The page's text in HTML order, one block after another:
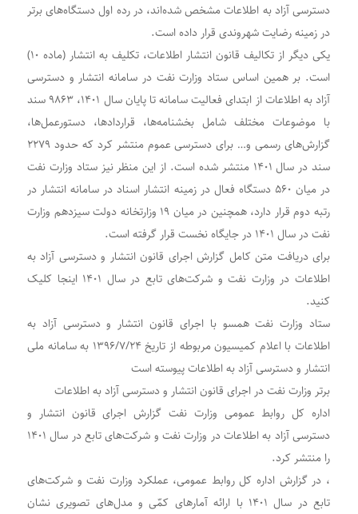
دسترسی آزاد به اطلاعات مشخص شده‌اند، در رده اول دستگاه‌های برتر
در زمینه رضایت شهروندی قرار داده است.
یکی دیگر از تکالیف قانون انتشار اطلاعات، تکلیف به انتشار (ماده ۱۰)
است. بر همین اساس ستاد وزارت نفت در سامانه انتشار و دسترسی
آزاد به اطلاعات از ابتدای فعالیت سامانه تا پایان سال ۱۴۰۱، ۹۸۶۳ سند
با موضوعات مختلف شامل بخشنامه‌ها، قراردادها، دستورعمل‌ها،
گزارش‌های رسمی و… برای دسترسی عموم منتشر کرد که حدود ۲۲۷۹
سند در سال ۱۴۰۱ منتشر شده است. از این منظر نیز ستاد وزارت نفت
در میان ۵۶۰ دستگاه فعال در زمینه انتشار اسناد در سامانه انتشار در
رتبه دوم قرار دارد، همچنین در میان ۱۹ وزارتخانه دولت سیزدهم وزارت
نفت در سال ۱۴۰۱ در جایگاه نخست قرار گرفته است.
برای دریافت متن کامل گزارش اجرای قانون انتشار و دسترسی آزاد به
اطلاعات در وزارت نفت و شرکت‌های تابع در سال ۱۴۰۱ اینجا کلیک
کنید.
ستاد وزارت نفت همسو با اجرای قانون انتشار و دسترسی آزاد به
اطلاعات با اعلام کمیسیون مربوطه از تاریخ ۱۳۹۶/۷/۲۴ به سامانه ملی
انتشار و دسترسی آزاد به اطلاعات پیوسته است
برتر وزارت نفت در اجرای قانون انتشار و دسترسی آزاد به اطلاعات
اداره کل روابط عمومی وزارت نفت گزارش اجرای قانون انتشار و
دسترسی آزاد به اطلاعات در وزارت نفت و شرکت‌های تابع در سال ۱۴۰۱
را منتشر کرد.
، در گزارش اداره کل روابط عمومی، عملکرد وزارت نفت و شرکت‌های
تابع در سال ۱۴۰۱ با ارائه آمارهای کمّی و مدل‌های تصویری نشان